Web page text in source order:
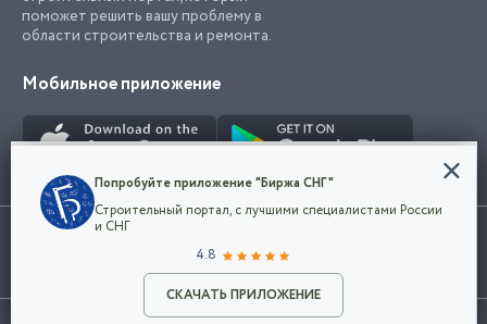
Разместить объявление
поможет решить вашу проблему в
области строительства и ремонта.
Мобильное приложение
Использование сайта, в том числе подача объявлений, означает
марки представленные на сайте являются собственностью их
©2026Биржа СНГ
Конфиденциальность
Мы используем файлы cookie, чтобы сделать
наш сайт удобным для каждого
Политикой конфиденциальности компании
и принимаете условия использования cookie.
Попробуйте приложение "Биржа СНГ"
Строительный портал, с лучшими специалистами России
и СНГ
4.8
СКАЧАТЬ ПРИЛОЖЕНИЕ